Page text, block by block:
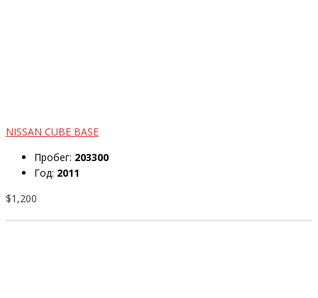
NISSAN CUBE BASE
Пробег: 203300
Год: 2011
$1,200